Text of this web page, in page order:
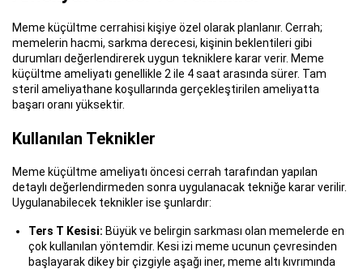
Meme küçültme cerrahisi kişiye özel olarak planlanır. Cerrah;
memelerin hacmi, sarkma derecesi, kişinin beklentileri gibi
durumları değerlendirerek uygun tekniklere karar verir. Meme
küçültme ameliyatı genellikle 2 ile 4 saat arasında sürer. Tam
steril ameliyathane koşullarında gerçekleştirilen ameliyatta
başarı oranı yüksektir.
Kullanılan Teknikler
Meme küçültme ameliyatı öncesi cerrah tarafından yapılan
detaylı değerlendirmeden sonra uygulanacak tekniğe karar verilir.
Uygulanabilecek teknikler ise şunlardır:
Ters T Kesisi: Büyük ve belirgin sarkması olan memelerde en
çok kullanılan yöntemdir. Kesi izi meme ucunun çevresinden
başlayarak dikey bir çizgiyle aşağı iner, meme altı kıvrımında